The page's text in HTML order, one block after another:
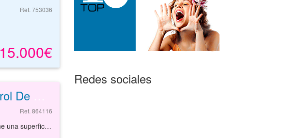
Ref. 753036
15.000€
Ref. 864116
Local comercial situado en planta baja, situado en la carretera NC/1411 de Abrera a Manresa. Tiene una superficie de 71 metros cuadrados. Monistrol de Montserrat es un municipio pequeño a medio camino entre Barcelona capital y Manresa.Bien comunicado por carretera y transporte público.
Redes sociales